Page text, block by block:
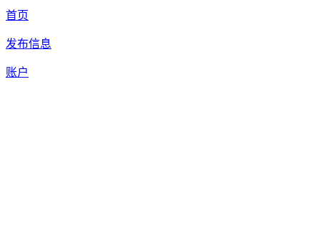
首页
发布信息
账户